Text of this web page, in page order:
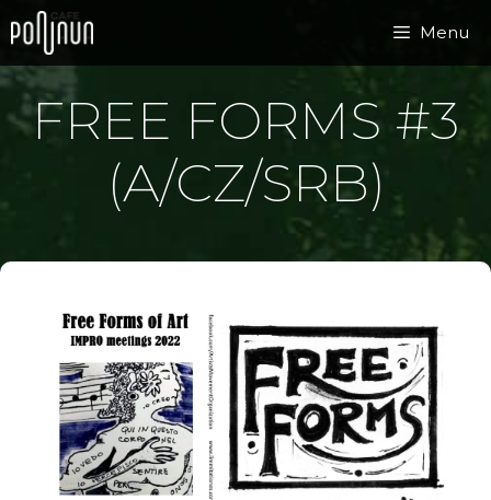
Přeskočit
na
obsah
Menu
FREE FORMS #3
(A/CZ/SRB)